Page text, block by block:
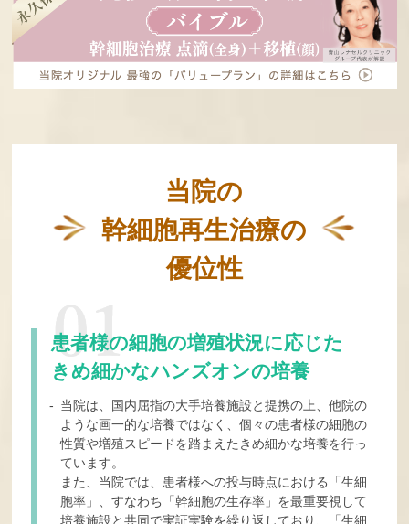
当院の
幹細胞再生治療の
優位性
患者様の細胞の増殖状況に応じた
きめ細かなハンズオンの培養
- 当院は、国内屈指の大手培養施設と提携の上、他院の
ような画一的な培養ではなく、個々の患者様の細胞の
性質や増殖スピードを踏まえたきめ細かな培養を行っ
ています。
また、当院では、患者様への投与時点における「生細
胞率」、すなわち「幹細胞の生存率」を最重要視して
培養施設と共同で実証実験を繰り返しており、「生細